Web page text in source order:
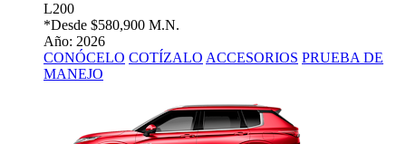
L200
*Desde $580,900 M.N.
Año: 2026
CONÓCELO COTÍZALO ACCESORIOS PRUEBA DE
MANEJO